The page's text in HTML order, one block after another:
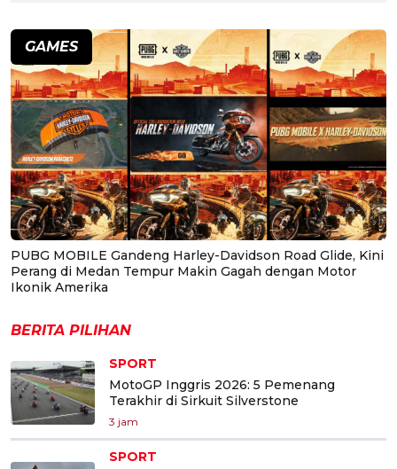
GAMES
PUBG MOBILE Gandeng Harley-Davidson Road Glide, Kini
Perang di Medan Tempur Makin Gagah dengan Motor
Ikonik Amerika
BERITA PILIHAN
SPORT
MotoGP Inggris 2026: 5 Pemenang
Terakhir di Sirkuit Silverstone
3 jam
SPORT